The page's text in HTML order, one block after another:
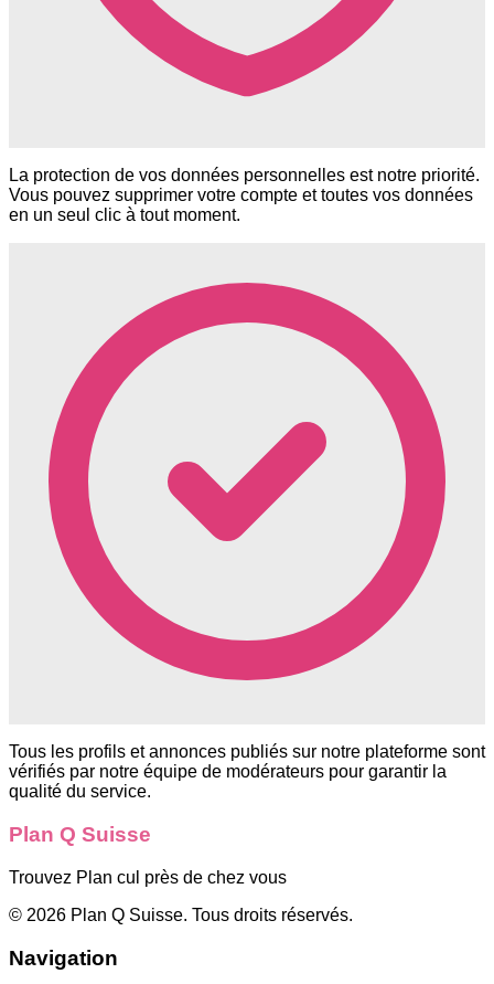
La protection de vos données personnelles est notre priorité.
Vous pouvez supprimer votre compte et toutes vos données
en un seul clic à tout moment.
Tous les profils et annonces publiés sur notre plateforme sont
vérifiés par notre équipe de modérateurs pour garantir la
qualité du service.
Plan Q Suisse
Trouvez Plan cul près de chez vous
© 2026 Plan Q Suisse. Tous droits réservés.
Navigation